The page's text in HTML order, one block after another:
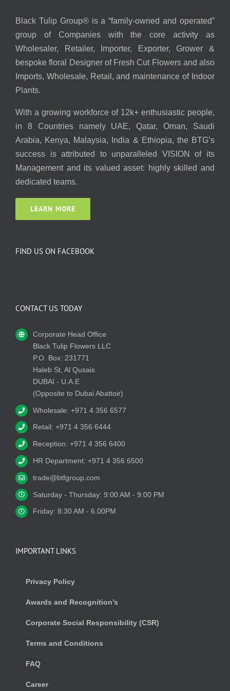
Black Tulip Group® is a “family-owned and operated”
group of Companies with the core activity as
Wholesaler, Retailer, Importer, Exporter, Grower &
bespoke floral Designer of Fresh Cut Flowers and also
Imports, Wholesale, Retail, and maintenance of Indoor
Plants.
With a growing workforce of 12k+ enthusiastic people,
in 8 Countries namely UAE, Qatar, Oman, Saudi
Arabia, Kenya, Malaysia, India & Ethiopia, the BTG’s
success is attributed to unparalleled VISION of its
Management and its valued asset: highly skilled and
dedicated teams.
LEARN MORE
FIND US ON FACEBOOK
CONTACT US TODAY
Corporate Head Office
Black Tulip Flowers LLC
P.O. Box: 231771
Haleb St, Al Qusais
DUBAI - U.A.E
(Opposite to Dubai Abattoir)
Wholesale: +971 4 356 6577
Retail: +971 4 356 6444
Reception: +971 4 356 6400
HR Department: +971 4 356 6500
trade@btfgroup.com
Saturday - Thursday: 9:00 AM - 9:00 PM
Friday: 8:30 AM - 6.00PM
IMPORTANT LINKS
Privacy Policy
Awards and Recognition’s
Corporate Social Responsibility (CSR)
Terms and Conditions
FAQ
Career